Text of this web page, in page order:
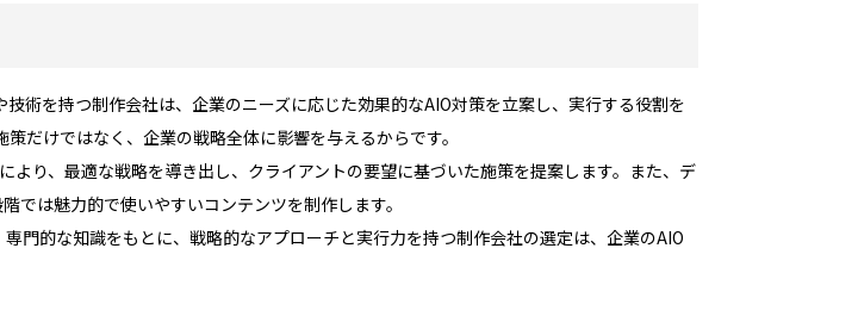
術を持つ制作会社は、企業のニーズに応じた効果的なAIO対策を立案し、実行する役割を
だけではなく、企業の戦略全体に影響を与えるからです。
り、最適な戦略を導き出し、クライアントの要望に基づいた施策を提案します。また、デ
では魅力的で使いやすいコンテンツを制作します。
門的な知識をもとに、戦略的なアプローチと実行力を持つ制作会社の選定は、企業のAIO